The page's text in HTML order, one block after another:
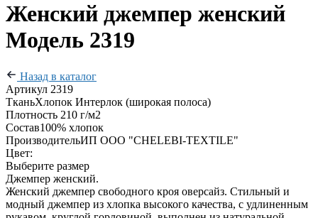
Женский джемпер женский
Модель 2319
Назад в каталог
Артикул 2319
ТканьХлопок Интерлок (широкая полоса)
Плотность 210 г/м2
Состав100% хлопок
ПроизводительИП ООО "CHELEBI-TEXTILE"
Цвет:
Выберите размер
Джемпер женский.
Женский джемпер свободного кроя оверсайз. Стильный и
модный джемпер из хлопка высокого качества, с удлиненным